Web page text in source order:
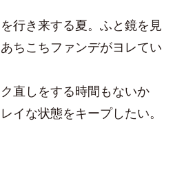
行き来する夏。ふと鏡を見
ちこちファンデがヨレてい
直しをする時間もないか
イな状態をキープしたい。